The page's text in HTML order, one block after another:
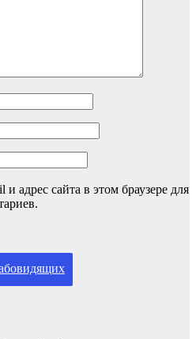
адрес сайта в этом браузере для